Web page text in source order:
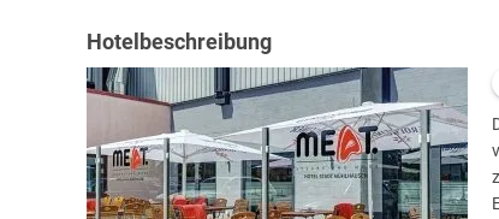
Hotelbeschreibung